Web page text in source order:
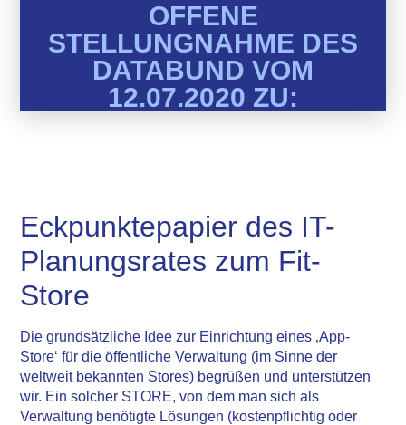
OFFENE
STELLUNGNAHME DES
DATABUND VOM
12.07.2020 ZU:
Eckpunktepapier des IT-
Planungsrates zum Fit-
Store
Die grundsätzliche Idee zur Einrichtung eines ‚App-
Store‘ für die öffentliche Verwaltung (im Sinne der
weltweit bekannten Stores) begrüßen und unterstützen
wir. Ein solcher STORE, von dem man sich als
Verwaltung benötigte Lösungen (kostenpflichtig oder